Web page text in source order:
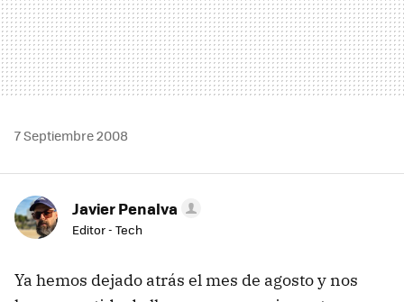
7 Septiembre 2008
Javier Penalva
Editor - Tech
Ya hemos dejado atrás el mes de agosto y nos